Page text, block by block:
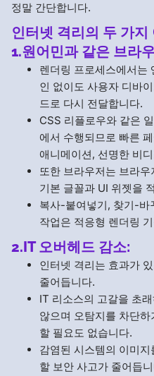
정말 간단합니다.
인터넷 격리의 두 가지
1.원어민과 같은 브라
렌더링 프로세스에서는
인 없이도 사용자 디바
드로 다시 전달합니다.
CSS 리플로우와 같은
에서 수행되므로 빠른
애니메이션, 선명한 비
또한 브라우저는 브라
기본 글꼴과 UI 위젯을
복사-붙여넣기, 찾기-바
작업은 적응형 렌더링
2.IT 오버헤드 감소:
인터넷 격리는 효과가
줄어듭니다.
IT 리소스의 고갈을 초
않으며 오탐지를 차단
할 필요도 없습니다.
감염된 시스템의 이미
할 보안 사고가 줄어듭